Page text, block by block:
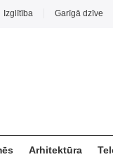
Izglītība Garīgā dzīve
Arhitektūra